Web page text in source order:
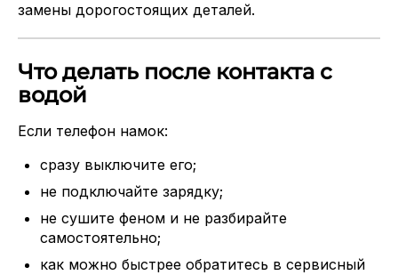
замены дорогостоящих деталей.
Что делать после контакта с
водой
Если телефон намок:
сразу выключите его;
не подключайте зарядку;
не сушите феном и не разбирайте
самостоятельно;
как можно быстрее обратитесь в сервисный